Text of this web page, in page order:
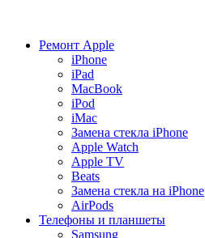
Ремонт Apple
iPhone
iPad
MacBook
iPod
iMac
Замена стекла iPhone
Apple Watch
Apple TV
Beats
Замена стекла на iPhone
AirPods
Телефоны и планшеты
Samsung